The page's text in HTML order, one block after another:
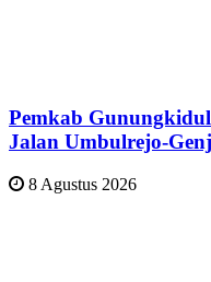
Pemkab
Jalan Umbulrejo-
8 Agustus 2026